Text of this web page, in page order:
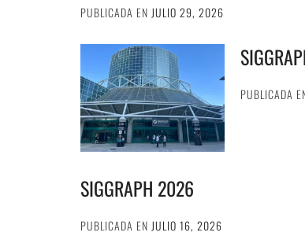
PUBLICADA EN JULIO 29, 2026
PUBLICADA
SIGGRAPH 2026
PUBLICADA EN JULIO 16, 2026